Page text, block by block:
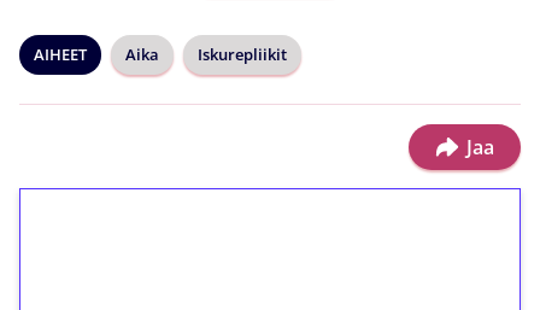
AIHEET Aika Iskurepliikit
Jaa